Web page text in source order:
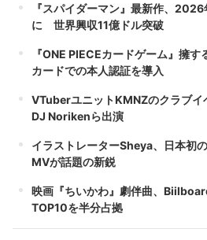
『スパイダーマン』最新作、
に 世界興収11億ドル突破
『ONE PIECEカードゲーム』擁
カードでの本人認証を導入
VTuberユニットKMNZのクラブイ
DJ Norikenら出演
イラストレーターSheya、日本初
MVが話題の新鋭
映画『ちいかわ』劇伴曲、
TOP10を半分占拠